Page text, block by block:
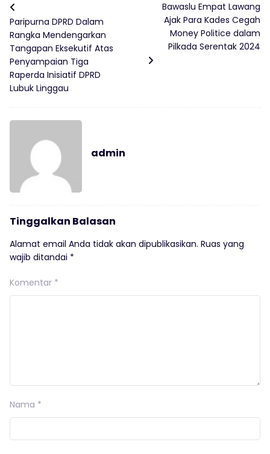
Paripurna DPRD Dalam
Rangka Mendengarkan
Tangapan Eksekutif Atas
Penyampaian Tiga
Raperda Inisiatif DPRD
Lubuk Linggau
Bawaslu Empat Lawang
Ajak Para Kades Cegah
Money Politice dalam
Pilkada Serentak 2024
admin
Tinggalkan Balasan
Alamat email Anda tidak akan dipublikasikan. Ruas yang
wajib ditandai *
Komentar *
Nama *